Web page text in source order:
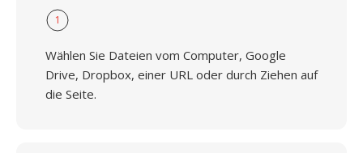
1
Wählen Sie Dateien vom Computer, Google
Drive, Dropbox, einer URL oder durch Ziehen auf
die Seite.